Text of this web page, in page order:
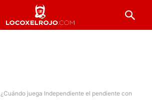
¿Cuándo juega Independiente el pendiente con